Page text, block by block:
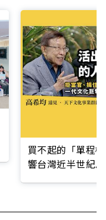
買不起的「單程
響台灣近半世紀